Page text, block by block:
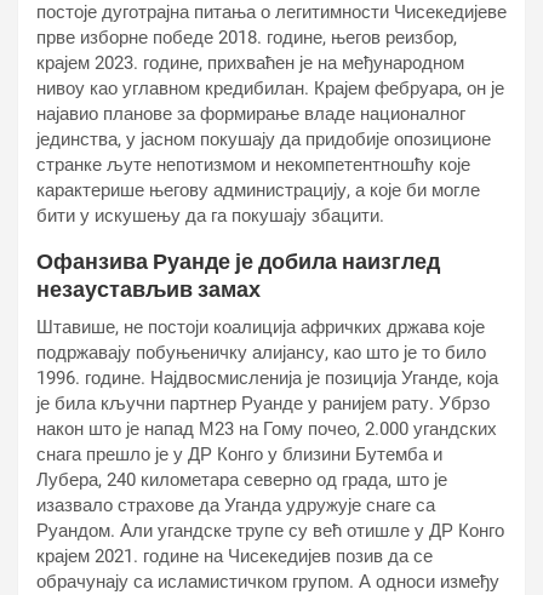
постоје дуготрајна питања о легитимности Чисекедијеве
прве изборне победе 2018. године, његов реизбор,
крајем 2023. године, прихваћен је на међународном
нивоу као углавном кредибилан. Крајем фебруара, он је
најавио планове за формирање владе националног
јединства, у јасном покушају да придобије опозиционе
странке љуте непотизмом и некомпетентношћу које
карактерише његову администрацију, а које би могле
бити у искушењу да га покушају збацити.
Офанзива Руанде је добила наизглед
незаустављив замах
Штавише, не постоји коалиција афричких држава које
подржавају побуњеничку алијансу, као што је то било
1996. године. Најдвосмисленија је позиција Уганде, која
је била кључни партнер Руанде у ранијем рату. Убрзо
након што је напад М23 на Гому почео, 2.000 угандских
снага прешло је у ДР Конго у близини Бутемба и
Лубера, 240 километара северно од града, што је
изазвало страхове да Уганда удружује снаге са
Руандом. Али угандске трупе су већ отишле у ДР Конго
крајем 2021. године на Чисекедијев позив да се
обрачунају са исламистичком групом. А односи између